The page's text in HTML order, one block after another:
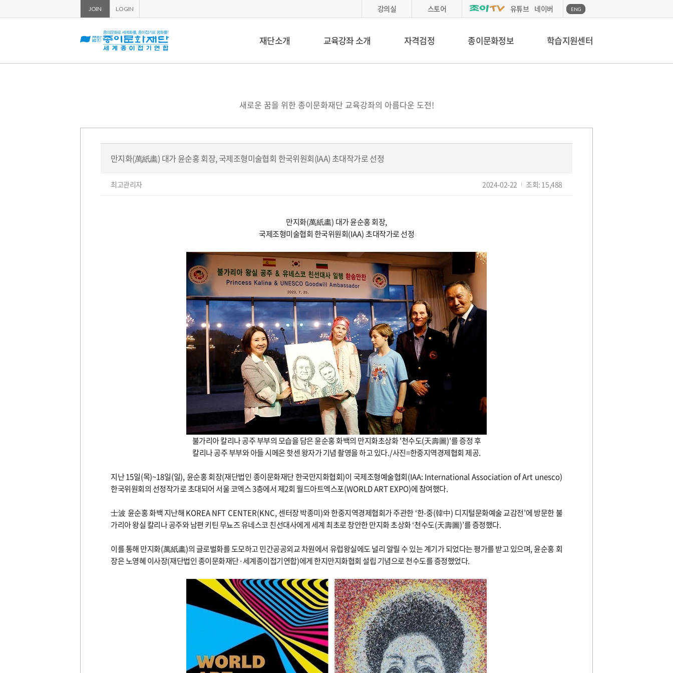
JOIN LOGIN ENG
강의실 스토어 유튜브 네이버
재단소개 교육강좌 소개 자격검정 종이문화정보 학습지원센터
새로운 꿈을 위한 종이문화재단 교육강좌의 아름다운 도전!
만지화(萬紙畵) 대가 윤순홍 회장, 국제조형미술협회 한국위원회(IAA) 초대작가로 선정
페
이
글
쓴
최고관리자 작
성
2024-02-22 조회: 15,488
만지화(萬紙畵) 대가 윤순홍 회장,
국제조형미술협회 한국위원회(IAA)초대작가로 선정
불가리아 칼리나 공주 부부의 모습을 담은 윤순홍 화백의 만지화초상화'천수도(天壽圖)'를 증정 후
칼리나 공주 부부와 아들 시메온 핫센 왕자가 기념 촬영을 하고 있다./사진=한중지역경제협회 제공.
지난15일(목)~18일(일),윤순홍 회장(재단법인 종이문화재단 한국만지화협회)이 국제조형예술협회(IAA: International Association of Art unesco)
한국위원회의 선정작가로 초대되어 서울 코엑스3층에서 제2회 월드아트엑스포(WORLD ART EXPO)에 참여했다.
士波 윤순홍 화백 지난해KOREA NFT CENTER(KNC,센터장 박종미)와 한중지역경제협회가 주관한‘한-중(韓中) 디지털문화예술 교감전’에 방문한 불
가리아 왕실 칼리나 공주와 남편 키틴 무뇨즈 유네스코 친선대사에게 세계 최초로 창안한 만지화 초상화‘천수도(天壽圖)’를 증정했다.
이를 통해 만지화(萬紙畵)의 글로벌화를 도모하고 민간공공외교 차원에서 유럽왕실에도 널리 알릴 수 있는 계기가 되었다는 평가를 받고 있으며,윤순홍 회
장은 노영혜 이사장(재단법인 종이문화재단·세계종이접기연합)에게 한지만지화협회 설립 기념으로 천수도를 증정했었다.